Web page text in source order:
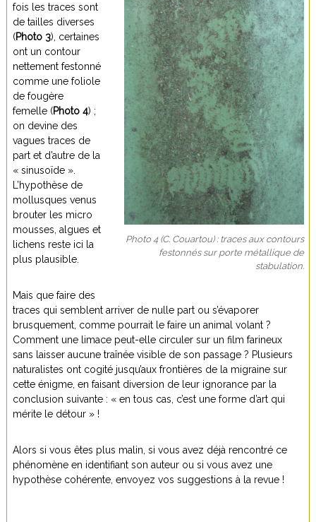
Photo 4 (C. Couartou) : traces aux contours
festonnés sur porte métallique de
stabulation.
fois les traces sont
de tailles diverses
(Photo 3), certaines
ont un contour
nettement festonné
comme une foliole
de fougère
femelle (Photo 4) ;
on devine des
vagues traces de
part et d’autre de la
« sinusoïde ».
L’hypothèse de
mollusques venus
brouter les micro
mousses, algues et
lichens reste ici la
plus plausible.
Mais que faire des
traces qui semblent arriver de nulle part ou s’évaporer
brusquement, comme pourrait le faire un animal volant ?
Comment une limace peut-elle circuler sur un film farineux
sans laisser aucune traînée visible de son passage ? Plusieurs
naturalistes ont cogité jusqu’aux frontières de la migraine sur
cette énigme, en faisant diversion de leur ignorance par la
conclusion suivante : « en tous cas, c’est une forme d’art qui
mérite le détour » !
Alors si vous êtes plus malin, si vous avez déjà rencontré ce
phénomène en identifiant son auteur ou si vous avez une
hypothèse cohérente, envoyez vos suggestions à la revue !